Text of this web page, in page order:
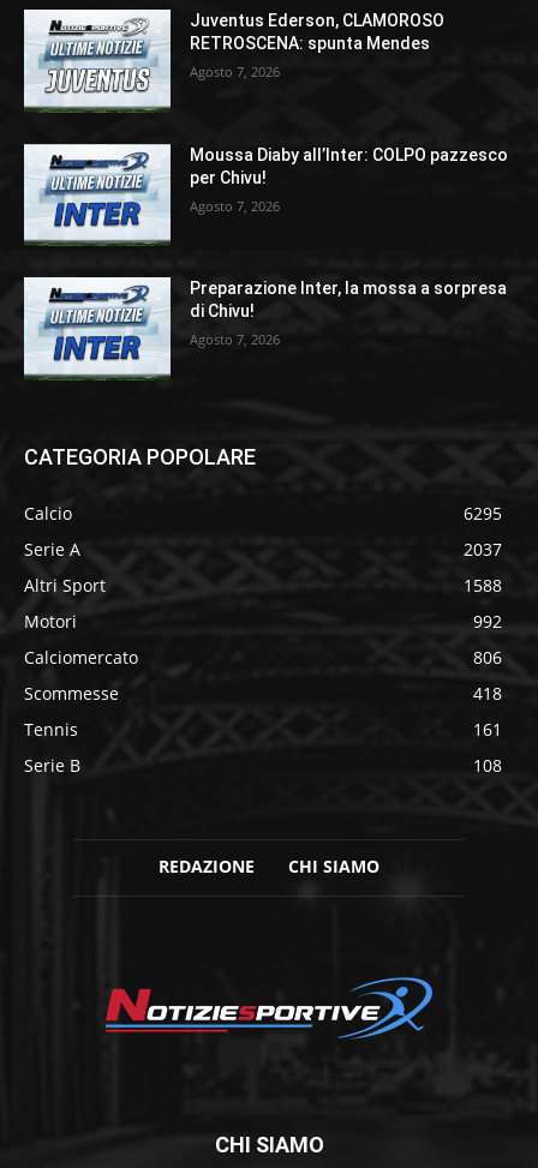
Juventus Ederson, CLAMOROSO
RETROSCENA: spunta Mendes
Agosto 7, 2026
Moussa Diaby all’Inter: COLPO pazzesco
per Chivu!
Agosto 7, 2026
Preparazione Inter, la mossa a sorpresa
di Chivu!
Agosto 7, 2026
CATEGORIA POPOLARE
Calcio
6295
Serie A
2037
Altri Sport
1588
Motori
992
Calciomercato
806
Scommesse
418
Tennis
161
Serie B
108
REDAZIONE CHI SIAMO
CHI SIAMO